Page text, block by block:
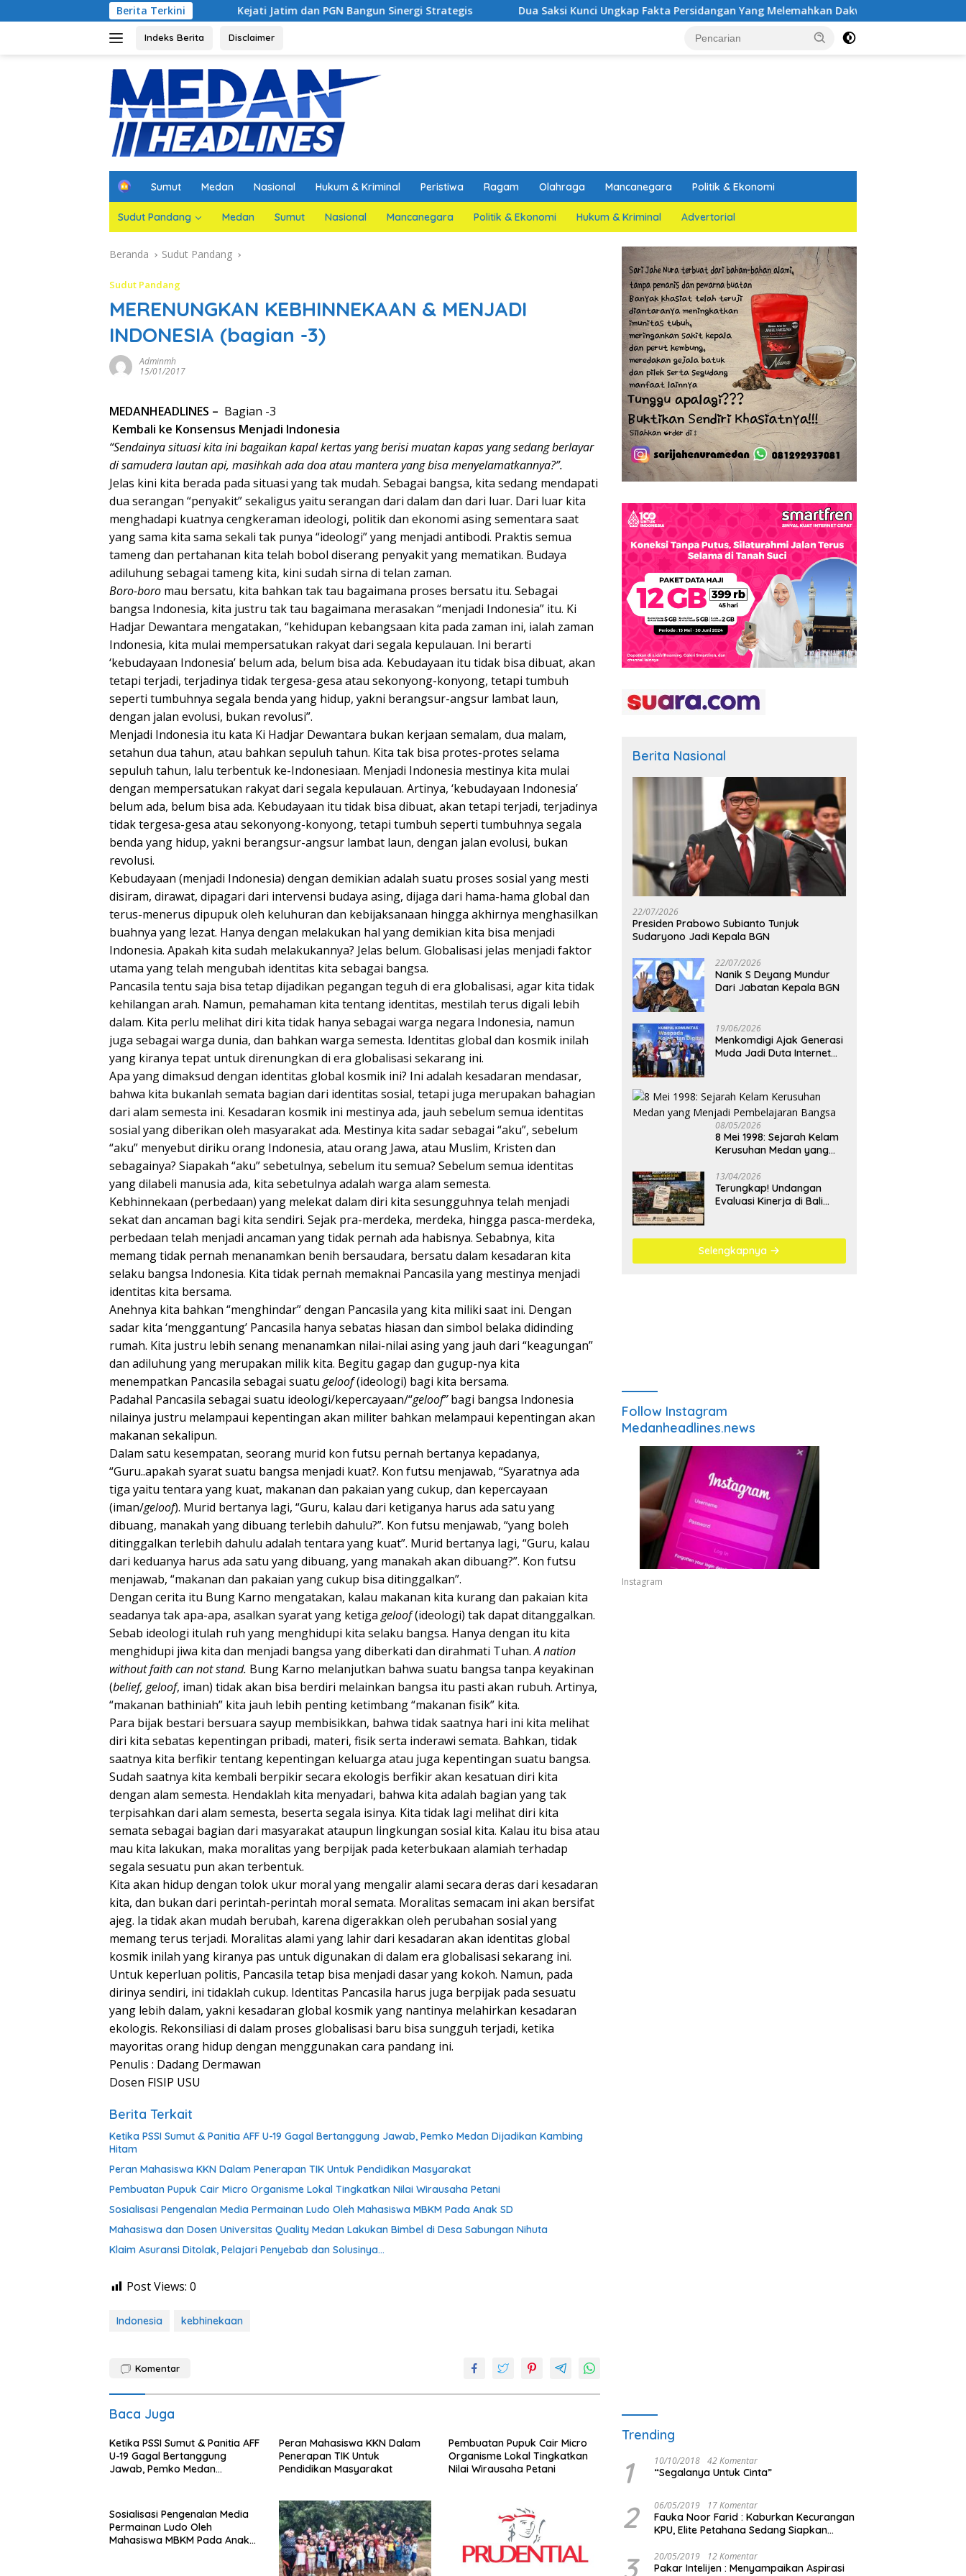
ke
Berita Terkini
Kejati Jatim dan PGN Bangun Sinergi Strategis Dua Saksi Kunci Ungkap Fakta Persidangan Yang Melemahkan Dakwaan Jaksa Penuntut Umum
Indeks Berita Disclaimer
H
m
e
Sumut Medan Nasional Hukum & Kriminal Peristiwa Ragam Olahraga Mancanegara Politik & Ekonomi
Sudut Pandang Medan Sumut Nasional Mancanegara Politik & Ekonomi Hukum & Kriminal Advertorial
Beranda Sudut Pandang
Sudut Pandang
MERENUNGKAN KEBHINNEKAAN & MENJADI
INDONESIA (bagian -3)
Adminmh
15/01/2017
MEDANHEADLINES – Bagian -3
Kembali ke Konsensus Menjadi Indonesia
“Sendainya situasi kita ini bagaikan kapal kertas yang berisi muatan kapas yang sedang berlayar
di samudera lautan api, masihkah ada doa atau mantera yang bisa menyelamatkannya?”.
Jelas kini kita berada pada situasi yang tak mudah. Sebagai bangsa, kita sedang mendapati
dua serangan “penyakit” sekaligus yaitu serangan dari dalam dan dari luar. Dari luar kita
menghadapi kuatnya cengkeraman ideologi, politik dan ekonomi asing sementara saat
yang sama kita sama sekali tak punya “ideologi” yang menjadi antibodi. Praktis semua
tameng dan pertahanan kita telah bobol diserang penyakit yang mematikan. Budaya
adiluhung sebagai tameng kita, kini sudah sirna di telan zaman.
Boro-boro mau bersatu, kita bahkan tak tau bagaimana proses bersatu itu. Sebagai
bangsa Indonesia, kita justru tak tau bagaimana merasakan “menjadi Indonesia” itu. Ki
Hadjar Dewantara mengatakan, “kehidupan kebangsaan kita pada zaman ini, ialah zaman
Indonesia, kita mulai mempersatukan rakyat dari segala kepulauan. Ini berarti
‘kebudayaan Indonesia’ belum ada, belum bisa ada. Kebudayaan itu tidak bisa dibuat, akan
tetapi terjadi, terjadinya tidak tergesa-gesa atau sekonyong-konyong, tetapi tumbuh
seperti tumbuhnya segala benda yang hidup, yakni berangsur-angsur lambat laun,
dengan jalan evolusi, bukan revolusi”.
Menjadi Indonesia itu kata Ki Hadjar Dewantara bukan kerjaan semalam, dua malam,
setahun dua tahun, atau bahkan sepuluh tahun. Kita tak bisa protes-protes selama
sepuluh tahun, lalu terbentuk ke-Indonesiaan. Menjadi Indonesia mestinya kita mulai
dengan mempersatukan rakyat dari segala kepulauan. Artinya, ‘kebudayaan Indonesia’
belum ada, belum bisa ada. Kebudayaan itu tidak bisa dibuat, akan tetapi terjadi, terjadinya
tidak tergesa-gesa atau sekonyong-konyong, tetapi tumbuh seperti tumbuhnya segala
benda yang hidup, yakni berangsur-angsur lambat laun, dengan jalan evolusi, bukan
revolusi.
Kebudayaan (menjadi Indonesia) dengan demikian adalah suatu proses sosial yang mesti
disiram, dirawat, dipagari dari intervensi budaya asing, dijaga dari hama-hama global dan
terus-menerus dipupuk oleh keluhuran dan kebijaksanaan hingga akhirnya menghasilkan
buahnya yang lezat. Hanya dengan melakukan hal yang demikian kita bisa menjadi
Indonesia. Apakah kita sudah melakukannya? Jelas belum. Globalisasi jelas menjadi faktor
utama yang telah mengubah identitas kita sebagai bangsa.
Pancasila tentu saja bisa tetap dijadikan pegangan teguh di era globalisasi, agar kita tidak
kehilangan arah. Namun, pemahaman kita tentang identitas, mestilah terus digali lebih
dalam. Kita perlu melihat diri kita tidak hanya sebagai warga negara Indonesia, namun
juga sebagai warga dunia, dan bahkan warga semesta. Identitas global dan kosmik inilah
yang kiranya tepat untuk direnungkan di era globalisasi sekarang ini.
Apa yang dimaksud dengan identitas global kosmik ini? Ini adalah kesadaran mendasar,
bahwa kita bukanlah semata bagian dari identitas sosial, tetapi juga merupakan bahagian
dari alam semesta ini. Kesadaran kosmik ini mestinya ada, jauh sebelum semua identitas
sosial yang diberikan oleh masyarakat ada. Mestinya kita sadar sebagai “aku”, sebelum
“aku” menyebut diriku orang Indonesia, atau orang Jawa, atau Muslim, Kristen dan
sebagainya? Siapakah “aku” sebetulnya, sebelum itu semua? Sebelum semua identitas
yang dilabeli manusia ada, kita sebetulnya adalah warga alam semesta.
Kebhinnekaan (perbedaan) yang melekat dalam diri kita sesungguhnya telah menjadi
sekat dan ancaman bagi kita sendiri. Sejak pra-merdeka, merdeka, hingga pasca-merdeka,
perbedaan telah menjadi ancaman yang tidak pernah ada habisnya. Sebabnya, kita
memang tidak pernah menanamkan benih bersaudara, bersatu dalam kesadaran kita
selaku bangsa Indonesia. Kita tidak pernah memaknai Pancasila yang mestinya menjadi
identitas kita bersama.
Anehnya kita bahkan “menghindar” dengan Pancasila yang kita miliki saat ini. Dengan
sadar kita ‘menggantung’ Pancasila hanya sebatas hiasan dan simbol belaka didinding
rumah. Kita justru lebih senang menanamkan nilai-nilai asing yang jauh dari “keagungan”
dan adiluhung yang merupakan milik kita. Begitu gagap dan gugup-nya kita
menempatkan Pancasila sebagai suatu geloof(ideologi) bagi kita bersama.
Padahal Pancasila sebagai suatu ideologi/kepercayaan/“geloof”bagi bangsa Indonesia
nilainya justru melampaui kepentingan akan militer bahkan melampaui kepentingan akan
makanan sekalipun.
Dalam satu kesempatan, seorang murid kon futsu pernah bertanya kepadanya,
“Guru..apakah syarat suatu bangsa menjadi kuat?. Kon futsu menjawab, “Syaratnya ada
tiga yaitu tentara yang kuat, makanan dan pakaian yang cukup, dan kepercayaan
(iman/geloof). Murid bertanya lagi, “Guru, kalau dari ketiganya harus ada satu yang
dibuang, manakah yang dibuang terlebih dahulu?”. Kon futsu menjawab, “yang boleh
ditinggalkan terlebih dahulu adalah tentara yang kuat”. Murid bertanya lagi, “Guru, kalau
dari keduanya harus ada satu yang dibuang, yang manakah akan dibuang?”. Kon futsu
menjawab, “makanan dan pakaian yang cukup bisa ditinggalkan”.
Dengan cerita itu Bung Karno mengatakan, kalau makanan kita kurang dan pakaian kita
seadanya tak apa-apa, asalkan syarat yang ketiga geloof(ideologi) tak dapat ditanggalkan.
Sebab ideologi itulah ruh yang menghidupi kita selaku bangsa. Hanya dengan itu kita
menghidupi jiwa kita dan menjadi bangsa yang diberkati dan dirahmati Tuhan.A nation
without faith can not stand. Bung Karno melanjutkan bahwa suatu bangsa tanpa keyakinan
(belief, geloof, iman) tidak akan bisa berdiri melainkan bangsa itu pasti akan rubuh. Artinya,
“makanan bathiniah” kita jauh lebih penting ketimbang “makanan fisik” kita.
Para bijak bestari bersuara sayup membisikkan, bahwa tidak saatnya hari ini kita melihat
diri kita sebatas kepentingan pribadi, materi, fisik serta inderawi semata. Bahkan, tidak
saatnya kita berfikir tentang kepentingan keluarga atau juga kepentingan suatu bangsa.
Sudah saatnya kita kembali berpikir secara ekologis berfikir akan kesatuan diri kita
dengan alam semesta. Hendaklah kita menyadari, bahwa kita adalah bagian yang tak
terpisahkan dari alam semesta, beserta segala isinya. Kita tidak lagi melihat diri kita
semata sebagai bagian dari masyarakat ataupun lingkungan sosial kita. Kalau itu bisa atau
mau kita lakukan, maka moralitas yang berpijak pada keterbukaan alamiah terhadap
segala sesuatu pun akan terbentuk.
Kita akan hidup dengan tolok ukur moral yang mengalir alami secara deras dari kesadaran
kita, dan bukan dari perintah-perintah moral semata. Moralitas semacam ini akan bersifat
ajeg. Ia tidak akan mudah berubah, karena digerakkan oleh perubahan sosial yang
memang terus terjadi. Moralitas alami yang lahir dari kesadaran akan identitas global
kosmik inilah yang kiranya pas untuk digunakan di dalam era globalisasi sekarang ini.
Untuk keperluan politis, Pancasila tetap bisa menjadi dasar yang kokoh. Namun, pada
dirinya sendiri, ini tidaklah cukup. Identitas Pancasila harus juga berpijak pada sesuatu
yang lebih dalam, yakni kesadaran global kosmik yang nantinya melahirkan kesadaran
ekologis. Rekonsiliasi di dalam proses globalisasi baru bisa sungguh terjadi, ketika
mayoritas orang hidup dengan menggunakan cara pandang ini.
Penulis : Dadang Dermawan
Dosen FISIP USU
Berita Terkait
Ketika PSSI Sumut & Panitia AFF U-19 Gagal Bertanggung Jawab, Pemko Medan Dijadikan Kambing
Hitam
Peran Mahasiswa KKN Dalam Penerapan TIK Untuk Pendidikan Masyarakat
Pembuatan Pupuk Cair Micro Organisme Lokal Tingkatkan Nilai Wirausaha Petani
Sosialisasi Pengenalan Media Permainan Ludo Oleh Mahasiswa MBKM Pada Anak SD
Mahasiswa dan Dosen Universitas Quality Medan Lakukan Bimbel di Desa Sabungan Nihuta
Klaim Asuransi Ditolak, Pelajari Penyebab dan Solusinya…
Post Views: 0
Indonesia kebhinekaan
Komentar
Baca Juga
Ketika PSSI Sumut & Panitia AFF
U-19 Gagal Bertanggung
Jawab, Pemko Medan
Peran Mahasiswa KKN Dalam
Penerapan TIK Untuk
Pendidikan Masyarakat
Pembuatan Pupuk Cair Micro
Organisme Lokal Tingkatkan
Nilai Wirausaha Petani
Sosialisasi Pengenalan Media
Permainan Ludo Oleh
Mahasiswa MBKM Pada Anak
Berita Nasional
22/07/2026
Presiden Prabowo Subianto Tunjuk
Sudaryono Jadi Kepala BGN
22/07/2026
Nanik S Deyang Mundur
Dari Jabatan Kepala BGN
19/06/2026
Menkomdigi Ajak Generasi
Muda Jadi Duta Internet
08/05/2026
8 Mei 1998: Sejarah Kelam
Kerusuhan Medan yang
Bangsa
13/04/2026
Terungkap! Undangan
Evaluasi Kinerja di Bali
Mengular
Selengkapnya
Follow Instagram
Medanheadlines.news
Instagram
Trending
1 10/10/2018 42 Komentar
“Segalanya Untuk Cinta”
2 06/05/2019 17 Komentar
Fauka Noor Farid : Kaburkan Kecurangan
KPU, Elite Petahana Sedang Siapkan
3 20/05/2019 12 Komentar
Pakar Intelijen : Menyampaikan Aspirasi